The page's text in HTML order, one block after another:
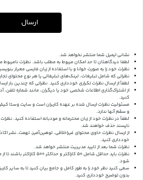
ارسال
نشانی ایمیل شما منتشر نخواهد شد.
لطفا دیدگاهتان تا حد امکان مربوط به مطلب باشد. نظرات
نظرات خود را به صورت خوانا و با استفاده از زبان فارسی معیار
نظراتی که شامل تبلیغات، لینک‌های تبلیغاتی یا هر نوع محتوای
لطفاً از ارسال نظرات تکراری خودداری کنید. نظراتی که چندین بار
از اشتراک‌گذاری اطلاعات شخصی خود یا دیگران، مانند شماره
کنید.
مسئولیت نظرات ارسال شده بر عهده کاربران است و سایت وستا
و سقم آنها ندارد.
لطفاً در نظرات خود از زبان محترمانه و مودبانه استفاده کنید. نظرات
ناپسند حذف خواهند شد.
از ارسال نظرات حاوی محتوای غیراخلاقی، توهین‌آمیز، تهمت، نشر
خودداری کنید.
نظرات شما بعد از تایید مدیریت منتشر خواهد شد.
نظرات باید حداقل شامل 50
شود.
سعی کنید نظر خود را به طور کامل و جامع بیان کنید تا به سایر
بدون توضیح خودداری کنید.